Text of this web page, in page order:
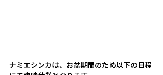
ナミエシンカは、お盆期間のため以下の日程